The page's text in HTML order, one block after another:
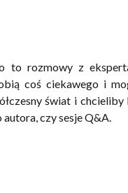
to rozmowy z
coś ciekawego i
świat i
autora, czy sesje Q&A.